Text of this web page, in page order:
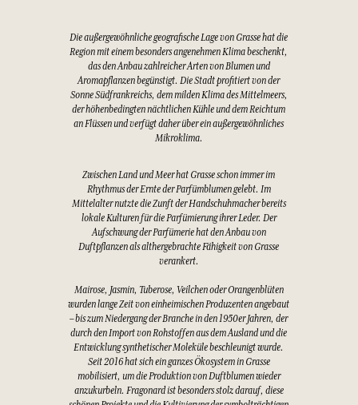
Die außergewöhnliche geografische Lage von Grasse hat die
Region mit einem besonders angenehmen Klima beschenkt,
das den Anbau zahlreicher Arten von Blumen und
Aromapflanzen begünstigt. Die Stadt profitiert von der
Sonne Südfrankreichs, dem milden Klima des Mittelmeers,
der höhenbedingten nächtlichen Kühle und dem Reichtum
an Flüssen und verfügt daher über ein außergewöhnliches
Mikroklima.
Zwischen Land und Meer hat Grasse schon immer im
Rhythmus der Ernte der Parfümblumen gelebt. Im
Mittelalter nutzte die Zunft der Handschuhmacher bereits
lokale Kulturen für die Parfümierung ihrer Leder. Der
Aufschwung der Parfümerie hat den Anbau von
Duftpflanzen als althergebrachte Fähigkeit von Grasse
verankert.
Mairose, Jasmin, Tuberose, Veilchen oder Orangenblüten
wurden lange Zeit von einheimischen Produzenten angebaut
– bis zum Niedergang der Branche in den 1950er Jahren, der
durch den Import von Rohstoffen aus dem Ausland und die
Entwicklung synthetischer Moleküle beschleunigt wurde.
Seit 2016 hat sich ein ganzes Ökosystem in Grasse
mobilisiert, um die Produktion von Duftblumen wieder
anzukurbeln. Fragonard ist besonders stolz darauf, diese